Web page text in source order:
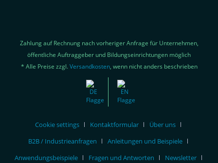
Zahlung auf Rechnung nach vorheriger Anfrage für Unternehmen,
öffentliche Auftraggeber und Bildungseinrichtungen möglich
* Alle Preise zzgl.Versandkosten, wenn nicht anders beschrieben
Cookie settings Kontaktformular
Über uns
B2B / Industrieanfragen
Anleitungen und Beispiele
Anwendungsbeispiele
Fragen und Antworten
Newsletter